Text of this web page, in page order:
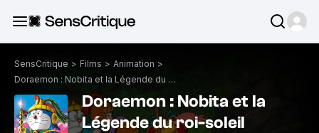
SensCritique > Films > Animation >
Doraemon : Nobita et la Légende du roi-soleil
Doraemon : Nobita et la
Légende du roi-soleil